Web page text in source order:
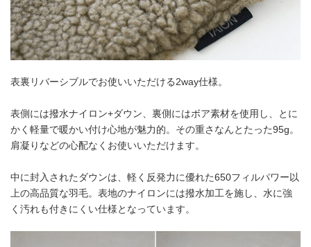
表裏リバーシブルでお使いいただける2way仕様。
表側には撥水ナイロン+ダウン、裏側にはボア素材を使用し、とに
かく軽量で暖かい付け心地が魅力的。その重さなんとたった95g。
肩凝りなどの心配なくお使いいただけます。
中に封入されたダウンは、軽く反発力に優れた650フィルパワー以
上の高品質な羽毛。表地のナイロンには撥水加工を施し、水に強
く汚れも付きにくい仕様となっています。